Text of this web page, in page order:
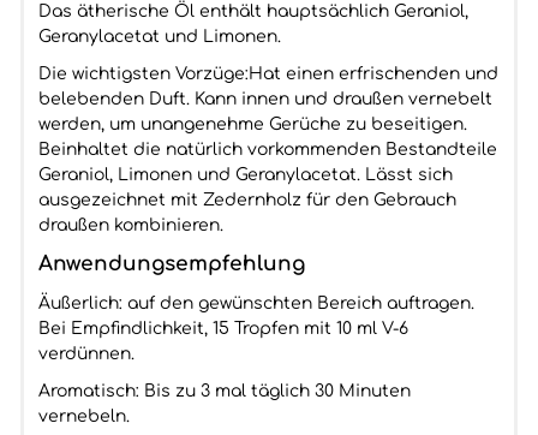
Das ätherische Öl enthält hauptsächlich Geraniol,
Geranylacetat und Limonen.
Die wichtigsten Vorzüge:Hat einen erfrischenden und
belebenden Duft. Kann innen und draußen vernebelt
werden, um unangenehme Gerüche zu beseitigen.
Beinhaltet die natürlich vorkommenden Bestandteile
Geraniol, Limonen und Geranylacetat. Lässt sich
ausgezeichnet mit Zedernholz für den Gebrauch
draußen kombinieren.
Anwendungsempfehlung
Äußerlich: auf den gewünschten Bereich auftragen.
Bei Empfindlichkeit, 15 Tropfen mit 10 ml V-6
verdünnen.
Aromatisch: Bis zu 3 mal täglich 30 Minuten
vernebeln.